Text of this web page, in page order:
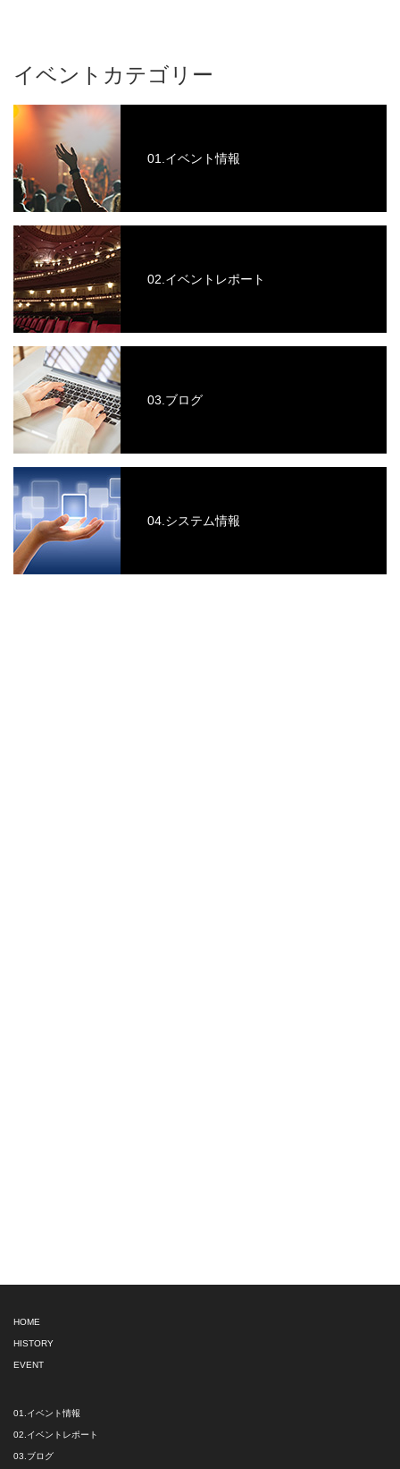
イベントカテゴリー
01.イベント情報
02.イベントレポート
03.ブログ
04.システム情報
HOME
HISTORY
EVENT
01.イベント情報
02.イベントレポート
03.ブログ